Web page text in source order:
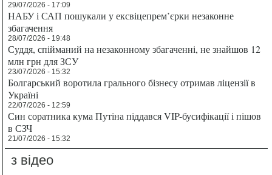
29/07/2026 - 17:09
НАБУ і САП пошукали у ексвіцепрем’єрки незаконне
збагачення
28/07/2026 - 19:48
Суддя, спійманий на незаконному збагаченні, не знайшов 12
млн грн для ЗСУ
23/07/2026 - 15:32
Болгарський воротила грального бізнесу отримав ліцензії в
Україні
22/07/2026 - 12:59
Син соратника кума Путіна піддався VIP-бусифікації і пішов
в СЗЧ
21/07/2026 - 15:32
з відео